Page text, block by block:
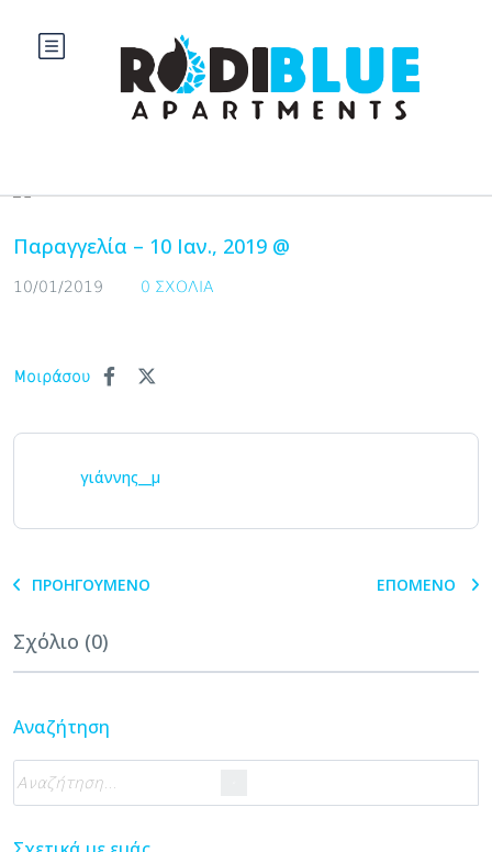
Παραγγελία – 10 Ιαν., 2019 @
10/01/2019 0 ΣΧΌΛΙΑ
Μοιράσου
γιάννης__μ
ΠΡΟΗΓΟΎΜΕΝΟ ΕΠΌΜΕΝΟ
Σχόλιο (0)
Αναζήτηση